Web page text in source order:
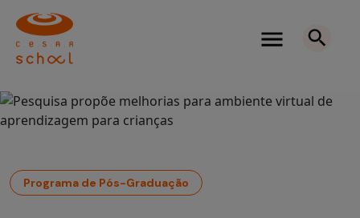
Programa de Pós-Graduação